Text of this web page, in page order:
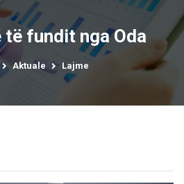
të fundit nga Oda
Aktuale Lajme